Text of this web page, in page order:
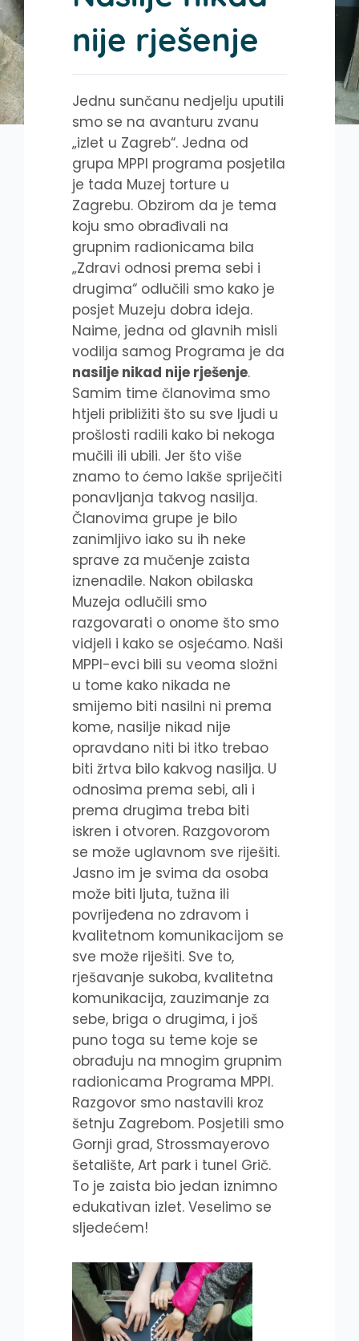
nije rješenje
Jednu sunčanu nedjelju uputili
smo se na avanturu zvanu
„izlet u Zagreb“. Jedna od
grupa MPPI programa posjetila
je tada Muzej torture u
Zagrebu. Obzirom da je tema
koju smo obrađivali na
grupnim radionicama bila
„Zdravi odnosi prema sebi i
drugima“ odlučili smo kako je
posjet Muzeju dobra ideja.
Naime, jedna od glavnih misli
vodilja samog Programa je da
nasilje nikad nije rješenje.
Samim time članovima smo
htjeli približiti što su sve ljudi u
prošlosti radili kako bi nekoga
mučili ili ubili. Jer što više
znamo to ćemo lakše spriječiti
ponavljanja takvog nasilja.
Članovima grupe je bilo
zanimljivo iako su ih neke
sprave za mučenje zaista
iznenadile. Nakon obilaska
Muzeja odlučili smo
razgovarati o onome što smo
vidjeli i kako se osjećamo. Naši
MPPI-evci bili su veoma složni
u tome kako nikada ne
smijemo biti nasilni ni prema
kome, nasilje nikad nije
opravdano niti bi itko trebao
biti žrtva bilo kakvog nasilja. U
odnosima prema sebi, ali i
prema drugima treba biti
iskren i otvoren. Razgovorom
se može uglavnom sve riješiti.
Jasno im je svima da osoba
može biti ljuta, tužna ili
povrijeđena no zdravom i
kvalitetnom komunikacijom se
sve može riješiti. Sve to,
rješavanje sukoba, kvalitetna
komunikacija, zauzimanje za
sebe, briga o drugima, i još
puno toga su teme koje se
obrađuju na mnogim grupnim
radionicama Programa MPPI.
Razgovor smo nastavili kroz
šetnju Zagrebom. Posjetili smo
Gornji grad, Strossmayerovo
šetalište, Art park i tunel Grič.
To je zaista bio jedan iznimno
edukativan izlet. Veselimo se
sljedećem!